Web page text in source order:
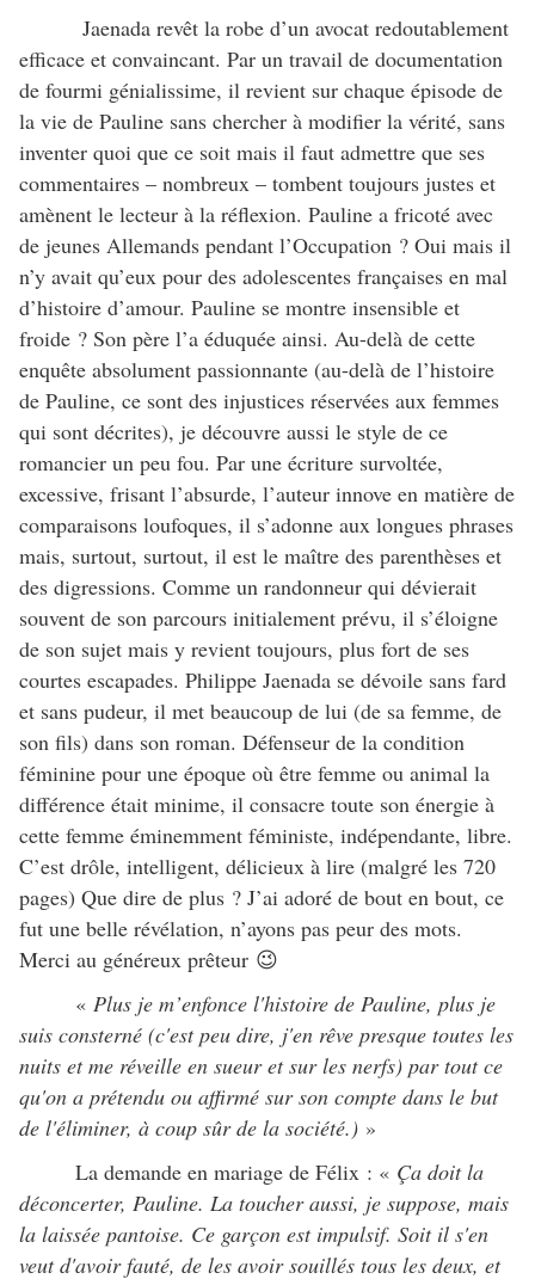
Jaenada revêt la robe d’un avocat redoutablement
efficace et convaincant. Par un travail de documentation
de fourmi génialissime, il revient sur chaque épisode de
la vie de Pauline sans chercher à modifier la vérité, sans
inventer quoi que ce soit mais il faut admettre que ses
commentaires – nombreux – tombent toujours justes et
amènent le lecteur à la réflexion. Pauline a fricoté avec
de jeunes Allemands pendant l’Occupation ? Oui mais il
n’y avait qu’eux pour des adolescentes françaises en mal
d’histoire d’amour. Pauline se montre insensible et
froide ? Son père l’a éduquée ainsi. Au-delà de cette
enquête absolument passionnante (au-delà de l’histoire
de Pauline, ce sont des injustices réservées aux femmes
qui sont décrites), je découvre aussi le style de ce
romancier un peu fou. Par une écriture survoltée,
excessive, frisant l’absurde, l’auteur innove en matière de
comparaisons loufoques, il s’adonne aux longues phrases
mais, surtout, surtout, il est le maître des parenthèses et
des digressions. Comme un randonneur qui dévierait
souvent de son parcours initialement prévu, il s’éloigne
de son sujet mais y revient toujours, plus fort de ses
courtes escapades. Philippe Jaenada se dévoile sans fard
et sans pudeur, il met beaucoup de lui (de sa femme, de
son fils) dans son roman. Défenseur de la condition
féminine pour une époque où être femme ou animal la
différence était minime, il consacre toute son énergie à
cette femme éminemment féministe, indépendante, libre.
C’est drôle, intelligent, délicieux à lire (malgré les 720
pages) Que dire de plus ? J’ai adoré de bout en bout, ce
fut une belle révélation, n’ayons pas peur des mots.
Merci au généreux prêteur 😉
«Plus je m’enfonce l'histoire de Pauline, plus je
suis consterné (c'est peu dire, j'en rêve presque toutes les
nuits et me réveille en sueur et sur les nerfs) par tout ce
qu'on a prétendu ou affirmé sur son compte dans le but
de l'éliminer, à coup sûr de la société.) »
La demande en mariage de Félix : « Ça doit la
déconcerter, Pauline. La toucher aussi, je suppose, mais
la laissée pantoise. Ce garçon est impulsif. Soit il s'en
veut d'avoir fauté, de les avoir souillés tous les deux, et